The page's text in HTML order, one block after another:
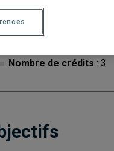
Cycle
Nombre de crédits : 3